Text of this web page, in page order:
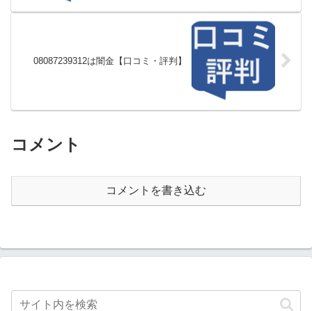
08087239312は闇金【口コミ・評判】
コメント
コメントを書き込む